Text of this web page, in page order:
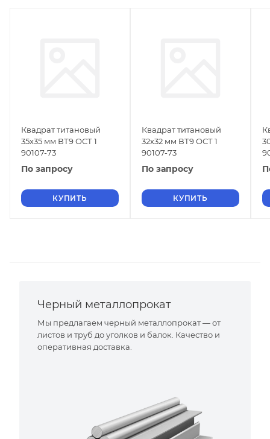
Квадрат титановый
35х35 мм ВТ9 ОСТ 1
90107-73
По запросу
КУПИТЬ
Квадрат титановый
32х32 мм ВТ9 ОСТ 1
90107-73
По запросу
КУПИТЬ
Черный металлопрокат
Мы предлагаем черный металлопрокат — от
листов и труб до уголков и балок. Качество и
оперативная доставка.